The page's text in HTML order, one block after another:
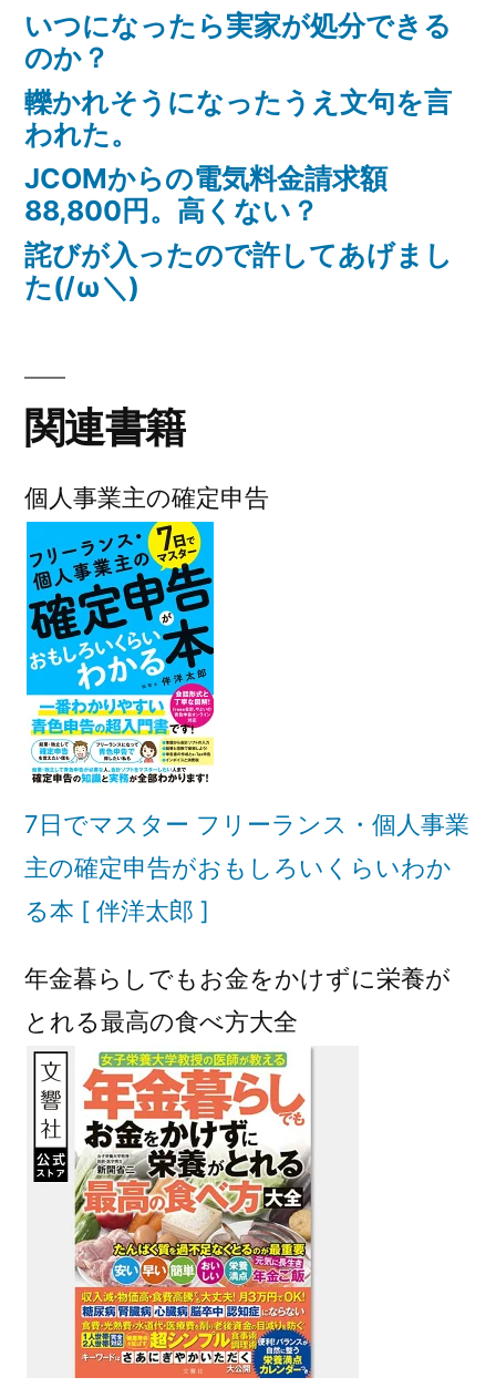
いつになったら実家が処分できる
のか？
轢かれそうになったうえ文句を言
われた。
JCOMからの電気料金請求額
88,800円。高くない？
詫びが入ったので許してあげまし
た(/ω＼)
関連書籍
個人事業主の確定申告
7日でマスター フリーランス・個人事業
主の確定申告がおもしろいくらいわか
る本 [ 伴洋太郎 ]
年金暮らしでもお金をかけずに栄養が
とれる最高の食べ方大全